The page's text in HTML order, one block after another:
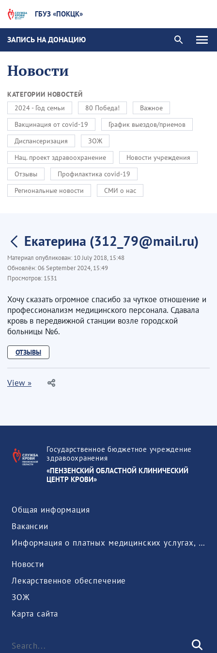
ГБУЗ «ПОКЦК»
ЗАПИСЬ НА ДОНАЦИЮ
Новости
КАТЕГОРИИ НОВОСТЕЙ
2024 - Год семьи
80 Победа!
Важное
Вакцинация от covid-19
График выездов/приемов
Диспансеризация
ЗОЖ
Нац. проект здравоохранение
Новости учреждения
Отзывы
Профилактика covid-19
Региональные новости
СМИ о нас
Екатерина (312_79@mail.ru)
Материал опубликован: 10 July 2018, 15:48
Обновлён:06 September 2024, 15:49
Просмотров: 1531
Хочу сказать огромное спасибо за чуткое отношение и
профессионализм медицинского персонала. Сдавала
кровь в передвижной станции возле городской
больницы №6.
ОТЗЫВЫ
View »
Государственное бюджетное учреждение
здравоохранения
«ПЕНЗЕНСКИЙ ОБЛАСТНОЙ КЛИНИЧЕСКИЙ
ЦЕНТР КРОВИ»
Общая информация
Вакансии
Информация о платных медицинских услугах, предоставляемых медицинской организацией
Новости
Лекарственное обеспечение
ЗОЖ
Карта сайта